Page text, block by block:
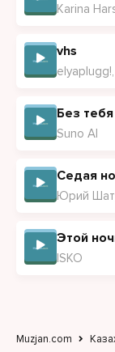
Karina
vhs
Без
Suno AI
Седая
Юрий
ISKO
Muzjan.com